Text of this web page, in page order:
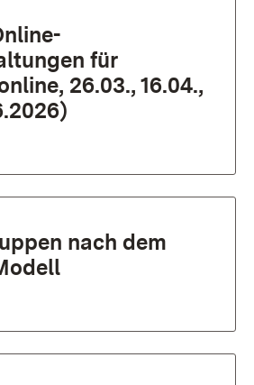
für
26.03., 16.04.,
nach dem